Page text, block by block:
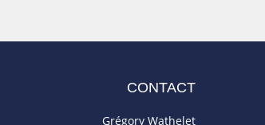
CONTACT
Grégory Wathelet